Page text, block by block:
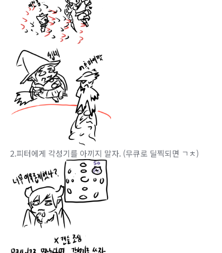
2.피터에게 각성기를 아끼지 말자. (무큐로 딜찍되면 ㄱㅊ)